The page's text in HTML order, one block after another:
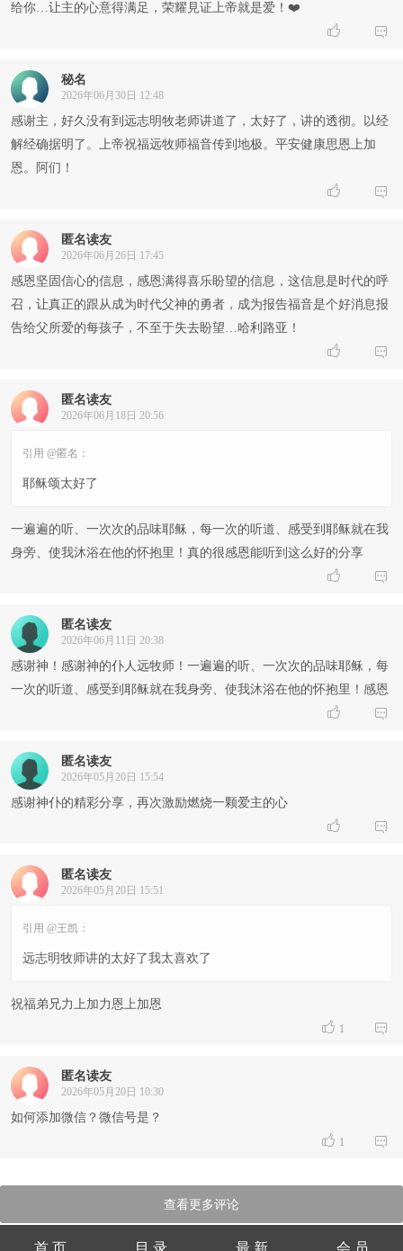
给你…让主的心意得满足，荣耀見证上帝就是爱！❤️
 
秘名
2026年06月30日 12:48
感谢主，好久没有到远志明牧老师讲道了，太好了，讲的透彻。以经
解经确据明了。上帝祝福远牧师福音传到地极。平安健康思恩上加
恩。阿们！
 
匿名读友
2026年06月26日 17:45
感恩坚固信心的信息，感恩满得喜乐盼望的信息，这信息是时代的呼
召，让真正的跟从成为时代父神的勇者，成为报告福音是个好消息报
告给父所爱的每孩子，不至于失去盼望…哈利路亚！
 
匿名读友
2026年06月18日 20:56
引用 @匿名：
耶稣颂太好了
一遍遍的听、一次次的品味耶稣，每一次的听道、感受到耶稣就在我
身旁、使我沐浴在他的怀抱里！真的很感恩能听到这么好的分享
 
匿名读友
2026年06月11日 20:38
感谢神！感谢神的仆人远牧师！一遍遍的听、一次次的品味耶稣，每
一次的听道、感受到耶稣就在我身旁、使我沐浴在他的怀抱里！感恩
 
匿名读友
2026年05月20日 15:54
感谢神仆的精彩分享，再次激励燃烧一颗爱主的心
 
匿名读友
2026年05月20日 15:51
引用 @王凯：
远志明牧师讲的太好了我太喜欢了
祝福弟兄力上加力恩上加恩
 1 
匿名读友
2026年05月20日 10:30
如何添加微信？微信号是？
 1 
查看更多评论